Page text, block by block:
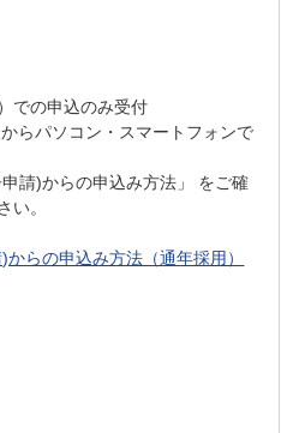
での申込のみ受付
パソコン・スマートフォンで
)からの申込み方法」 をご確
い。
らの申込み方法（通年採用）